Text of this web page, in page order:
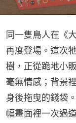
同一隻鳥人在《
再度登場。這次
樹，正從跪地小
毫無情感；背景
身後拖曳的錢袋
幅畫面裡一次過